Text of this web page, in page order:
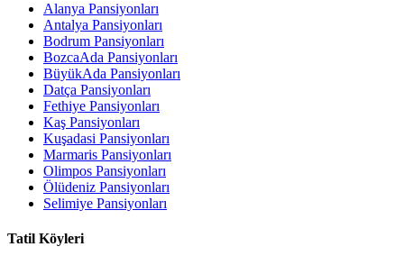
Alanya Pansiyonları
Antalya Pansiyonları
Bodrum Pansiyonları
BozcaAda Pansiyonları
BüyükAda Pansiyonları
Datça Pansiyonları
Fethiye Pansiyonları
Kaş Pansiyonları
Kuşadasi Pansiyonları
Marmaris Pansiyonları
Olimpos Pansiyonları
Ölüdeniz Pansiyonları
Selimiye Pansiyonları
Tatil Köyleri